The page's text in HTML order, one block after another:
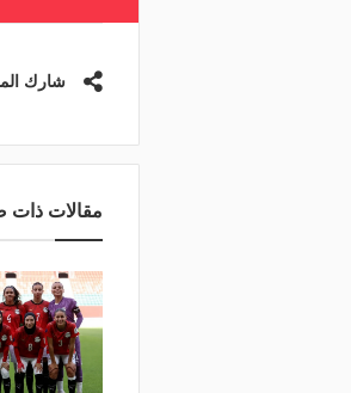
شارك
مقالات ذات